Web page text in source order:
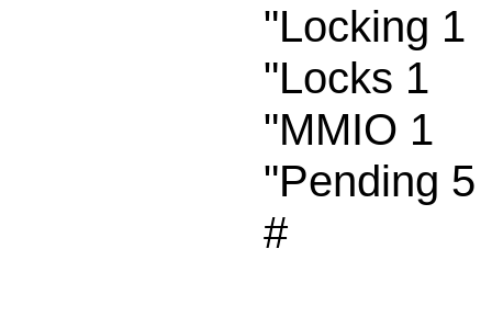
"Locking 1
"Locks 1
"MMIO 1
"Pending 5